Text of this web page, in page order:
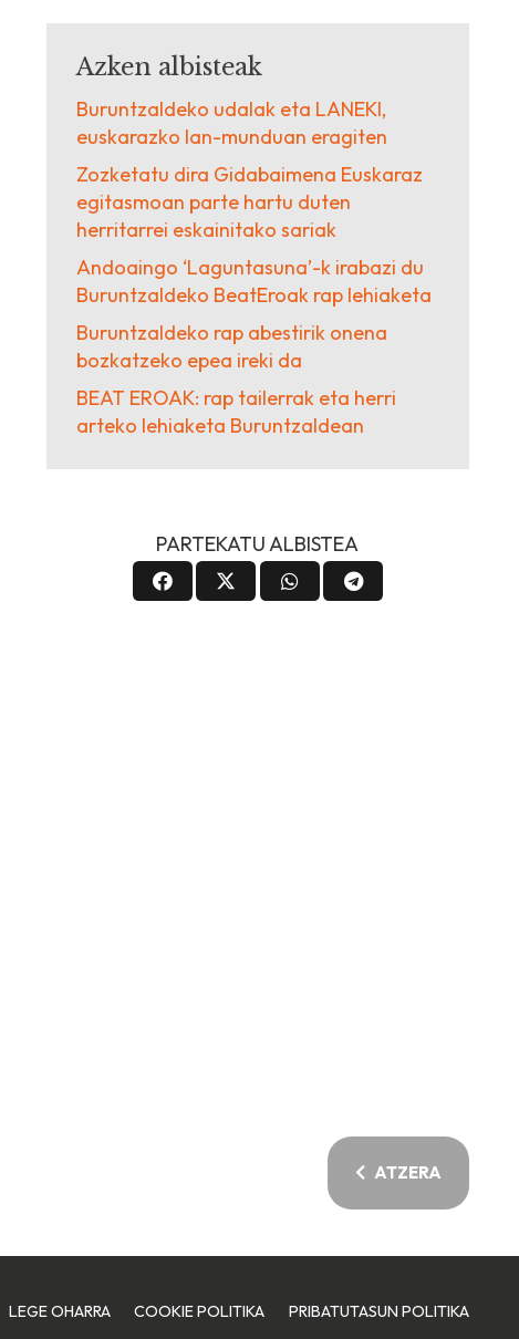
Azken albisteak
Buruntzaldeko udalak eta LANEKI,
euskarazko lan-munduan eragiten
Zozketatu dira Gidabaimena Euskaraz
egitasmoan parte hartu duten
herritarrei eskainitako sariak
Andoaingo ‘Laguntasuna’-k irabazi du
Buruntzaldeko BeatEroak rap lehiaketa
Buruntzaldeko rap abestirik onena
bozkatzeko epea ireki da
BEAT EROAK: rap tailerrak eta herri
arteko lehiaketa Buruntzaldean
PARTEKATU ALBISTEA
ATZERA
LEGE OHARRA COOKIE POLITIKA PRIBATUTASUN POLITIKA